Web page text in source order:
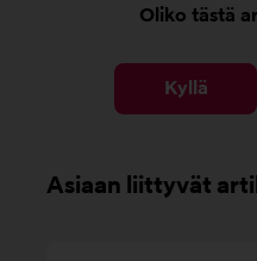
Oliko tästä
Kyllä
Asiaan liittyvät